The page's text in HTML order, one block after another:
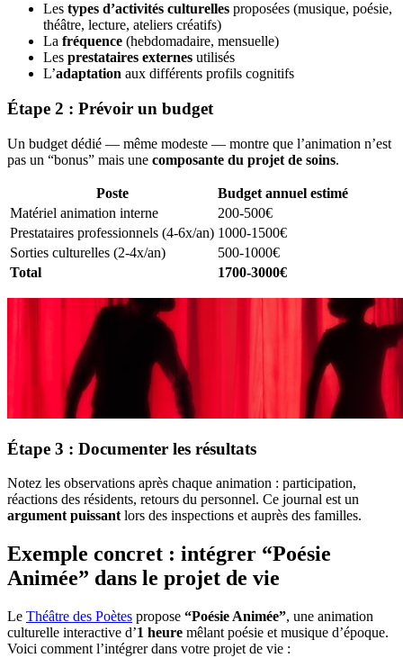
Les types d’activités culturelles proposées (musique, poésie,
théâtre, lecture, ateliers créatifs)
La fréquence (hebdomadaire, mensuelle)
Les prestataires externes utilisés
L’adaptation aux différents profils cognitifs
Étape 2 : Prévoir un budget
Un budget dédié — même modeste — montre que l’animation n’est
pas un “bonus” mais une composante du projet de soins.
Poste
Budget annuel estimé
Matériel animation interne
200-500€
Prestataires professionnels (4-6x/an) 1000-1500€
Sorties culturelles (2-4x/an)
500-1000€
Total
1700-3000€
Étape 3 : Documenter les résultats
Notez les observations après chaque animation : participation,
réactions des résidents, retours du personnel. Ce journal est un
argument puissant lors des inspections et auprès des familles.
Exemple concret : intégrer “Poésie
Animée” dans le projet de vie
Le Théâtre des Poètes propose “Poésie Animée”, une animation
culturelle interactive d’1 heure mêlant poésie et musique d’époque.
Voici comment l’intégrer dans votre projet de vie :